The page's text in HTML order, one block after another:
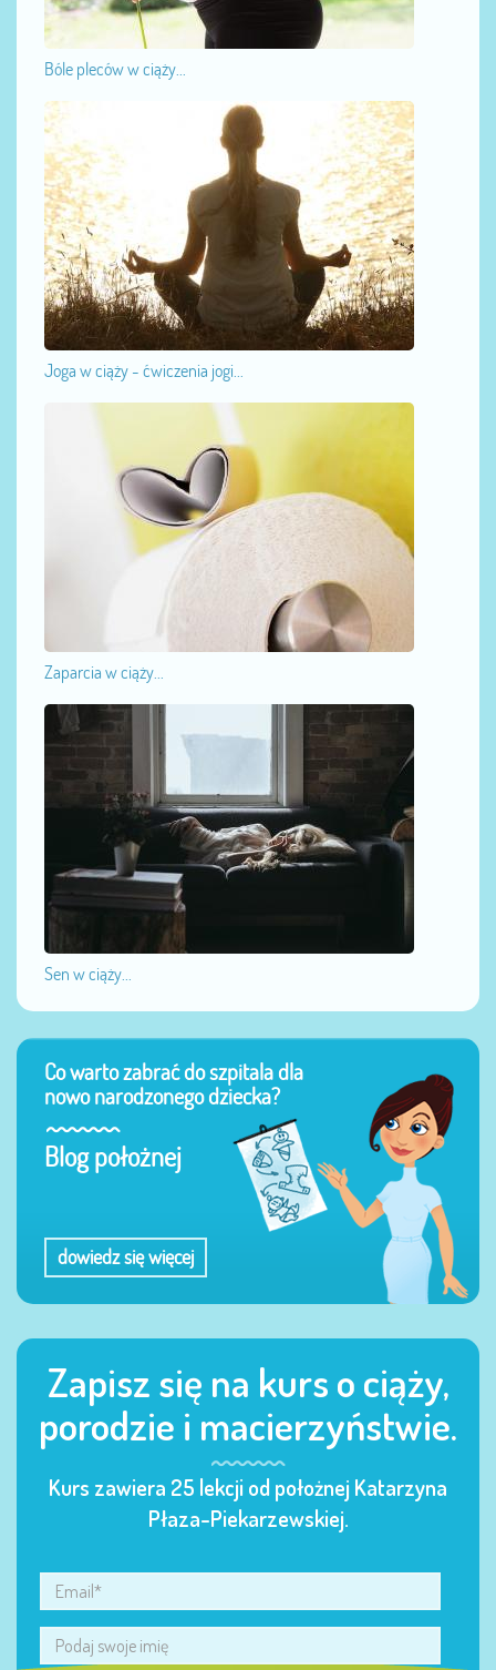
Bóle pleców w ciąży...
Joga w ciąży - ćwiczenia jogi...
Zaparcia w ciąży...
Sen w ciąży...
Co warto zabrać do szpitala dla
nowo narodzonego dziecka?
Blog położnej
dowiedz się więcej
Zapisz się na kurs o ciąży,
porodzie i macierzyństwie.
Kurs zawiera 25 lekcji od położnej Katarzyna
Płaza-Piekarzewskiej.